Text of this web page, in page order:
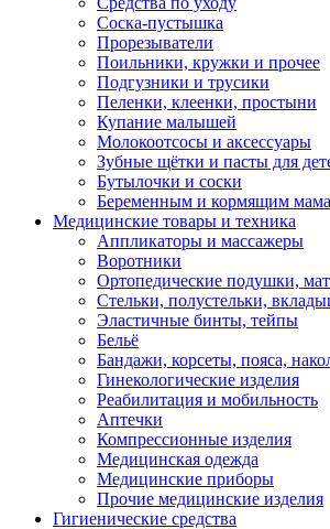
Соска-пустышка
Прорезыватели
Поильники, кружки и прочее
Подгузники и трусики
Пеленки, клеенки, простыни
Купание малышей
Молокоотсосы и аксессуары
Зубные щётки и пасты для
Бутылочки и соски
Беременным и кормящим
Медицинские товары и техника
Аппликаторы и массажеры
Воротники
Ортопедические подушки,
Стельки, полустельки,
Эластичные бинты, тейпы
Бельё
Бандажи, корсеты, пояса,
Гинекологические изделия
Реабилитация и мобильность
Аптечки
Компрессионные изделия
Медицинская одежда
Медицинские приборы
Прочие медицинские изделия
Гигиенические средства